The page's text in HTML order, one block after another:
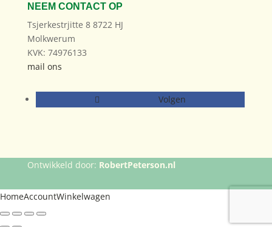
NEEM CONTACT OP
Tsjerkestrjitte 8 8722 HJ
Molkwerum
KVK: 74976133
mail ons
Volgen
Ontwikkeld door: RobertPeterson.nl
HomeAccountWinkelwagen